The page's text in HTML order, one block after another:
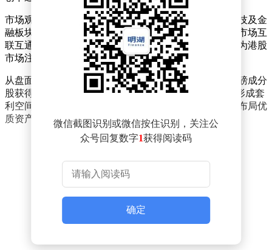
市场观察人士指出，此次大规模资金流入主要集中于科技及金
融板块，部分龙头股获外资持续加仓。随着内地与香港市场互
联互通机制不断完善，跨境资金流动活跃度显著提升，为港股
市场注入持续动力。
从盘面表现看，恒生指数早盘维持窄幅震荡，但多只重磅成分
股获得资金青睐。分析认为，当前A股与港股估值差异形成套
利空间，叠加人民币汇率企稳预期，促使南向资金加速布局优
质资产。
微信截图识别或微信按住识别，关注公
众号回复数字1获得阅读码
确定